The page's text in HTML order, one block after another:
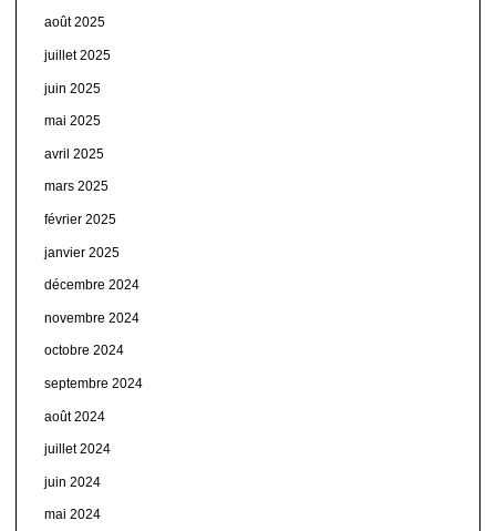
août 2025
juillet 2025
juin 2025
mai 2025
avril 2025
mars 2025
février 2025
janvier 2025
décembre 2024
novembre 2024
octobre 2024
septembre 2024
août 2024
juillet 2024
juin 2024
mai 2024